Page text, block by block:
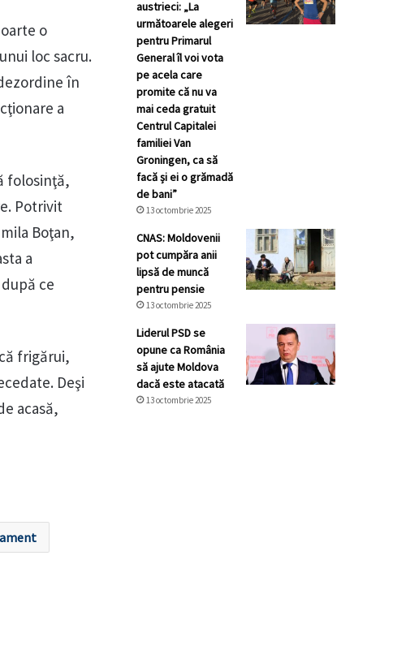
o
loc sacru.
în
a
folosinţă,
Potrivit
Boţan,
a
ce
frigărui,
Deşi
acasă,
austrieci: „La
următoarele alegeri
pentru Primarul
General îl voi vota
pe acela care
promite că nu va
mai ceda gratuit
Centrul Capitalei
familiei Van
Groningen, ca să
facă și ei o grămadă
de bani”
13 octombrie 2025
CNAS: Moldovenii
pot cumpăra anii
lipsă de muncă
pentru pensie
13 octombrie 2025
Liderul PSD se
opune ca România
să ajute Moldova
dacă este atacată
13 octombrie 2025